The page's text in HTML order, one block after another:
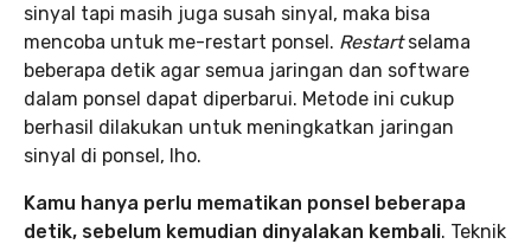
sinyal tapi masih juga susah sinyal, maka bisa
mencoba untuk me-restart ponsel. Restartselama
beberapa detik agar semua jaringan dan software
dalam ponsel dapat diperbarui. Metode ini cukup
berhasil dilakukan untuk meningkatkan jaringan
sinyal di ponsel, lho.
Kamu hanya perlu mematikan ponsel beberapa
detik, sebelum kemudian dinyalakan kembali. Teknik